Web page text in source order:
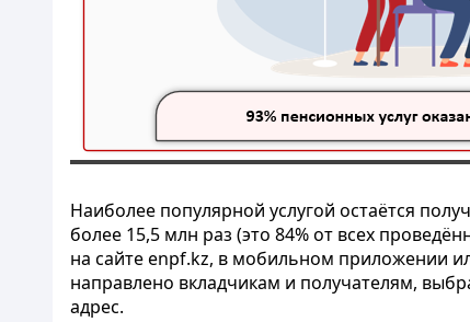
Наиболее популярной услугой остаётся
более 15,5 млн раз (это 84% от всех
на сайте enpf.kz, в мобильном приложении
направлено вкладчикам и получателям,
адрес.